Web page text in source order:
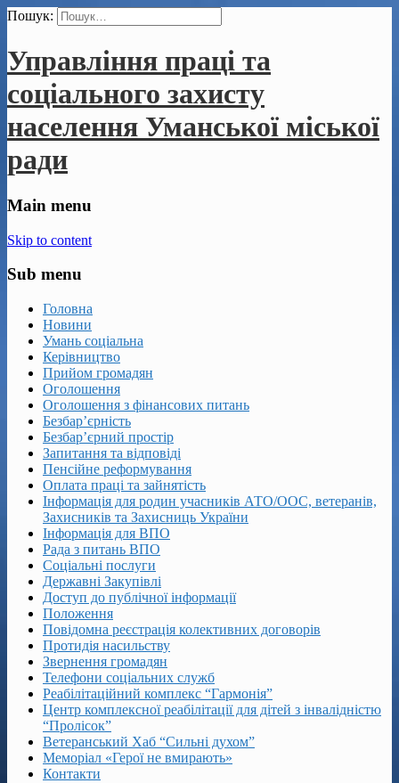
Пошук:
Управління праці та
соціального захисту
населення Уманської міської
ради
Main menu
Skip to content
Sub menu
Головна
Новини
Умань соціальна
Керівництво
Прийом громадян
Оголошення
Оголошення з фінансових питань
Безбар’єрність
Безбар’єрний простір
Запитання та відповіді
Пенсійне реформування
Оплата праці та зайнятість
Інформація для родин учасників АТО/ООС, ветеранів,
Захисників та Захисниць України
Інформація для ВПО
Рада з питань ВПО
Соціальні послуги
Державні Закупівлі
Доступ до публічної інформації
Положення
Повідомна реєстрація колективних договорів
Протидія насильству
Звернення громадян
Телефони соціальних служб
Реабілітаційний комплекс “Гармонія”
Центр комплексної реабілітації для дітей з інвалідністю
“Пролісок”
Ветеранський Хаб “Сильні духом”
Меморіал «Герої не вмирають»
Контакти